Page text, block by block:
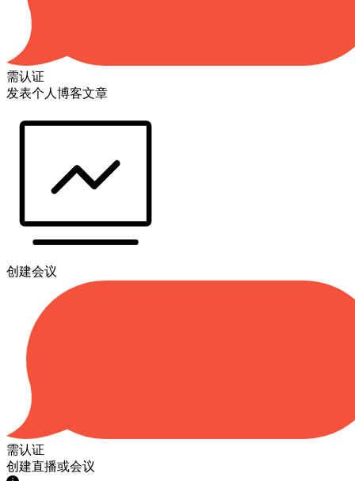
需认证
发表个人博客文章
创建会议
需认证
创建直播或会议